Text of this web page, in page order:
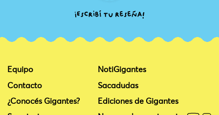
Equipo
Contacto
¿Conocés Gigantes?
NotiGigantes
Sacadudas
Ediciones de Gigantes